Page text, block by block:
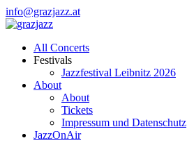
info@grazjazz.at
All Concerts
Festivals
Jazzfestival Leibnitz 2026
About
About
Tickets
Impressum und Datenschutz
JazzOnAir